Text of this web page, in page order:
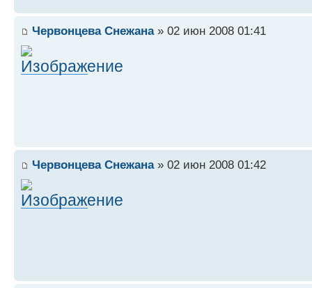
Червонцева Снежана» 02 июн 2008 01:41
Червонцева Снежана» 02 июн 2008 01:42